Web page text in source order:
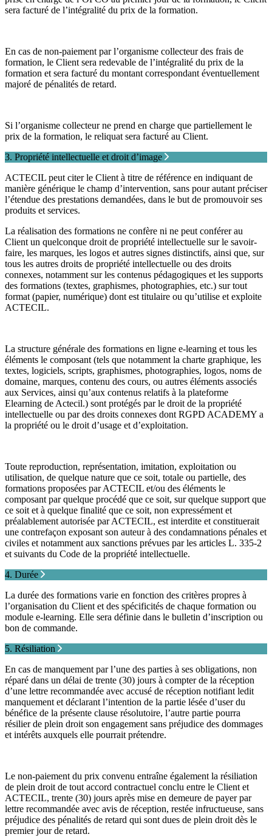
sera facturé de l’intégralité du prix de la formation.
En cas de non-paiement par l’organisme collecteur des frais de
formation, le Client sera redevable de l’intégralité du prix de la
formation et sera facturé du montant correspondant éventuellement
majoré de pénalités de retard.
Si l’organisme collecteur ne prend en charge que partiellement le
prix de la formation, le reliquat sera facturé au Client.
3. Propriété intellectuelle et droit d’image
ACTECIL peut citer le Client à titre de référence en indiquant de
manière générique le champ d’intervention, sans pour autant préciser
l’étendue des prestations demandées, dans le but de promouvoir ses
produits et services.
La réalisation des formations ne confère ni ne peut conférer au
Client un quelconque droit de propriété intellectuelle sur le savoir-
faire, les marques, les logos et autres signes distinctifs, ainsi que, sur
tous les autres droits de propriété intellectuelle ou des droits
connexes, notamment sur les contenus pédagogiques et les supports
des formations (textes, graphismes, photographies, etc.) sur tout
format (papier, numérique) dont est titulaire ou qu’utilise et exploite
ACTECIL.
La structure générale des formations en ligne e-learning et tous les
éléments le composant (tels que notamment la charte graphique, les
textes, logiciels, scripts, graphismes, photographies, logos, noms de
domaine, marques, contenu des cours, ou autres éléments associés
aux Services, ainsi qu’aux contenus relatifs à la plateforme
Elearning de Actecil.) sont protégés par le droit de la propriété
intellectuelle ou par des droits connexes dont RGPD ACADEMY a
la propriété ou le droit d’usage et d’exploitation.
Toute reproduction, représentation, imitation, exploitation ou
utilisation, de quelque nature que ce soit, totale ou partielle, des
formations proposées par ACTECIL et/ou des éléments le
composant par quelque procédé que ce soit, sur quelque support que
ce soit et à quelque finalité que ce soit, non expressément et
préalablement autorisée par ACTECIL, est interdite et constituerait
une contrefaçon exposant son auteur à des condamnations pénales et
civiles et notamment aux sanctions prévues par les articles L. 335-2
et suivants du Code de la propriété intellectuelle.
4. Durée
La durée des formations varie en fonction des critères propres à
l’organisation du Client et des spécificités de chaque formation ou
module e-learning. Elle sera définie dans le bulletin d’inscription ou
bon de commande.
5. Résiliation
En cas de manquement par l’une des parties à ses obligations, non
réparé dans un délai de trente (30) jours à compter de la réception
d’une lettre recommandée avec accusé de réception notifiant ledit
manquement et déclarant l’intention de la partie lésée d’user du
bénéfice de la présente clause résolutoire, l’autre partie pourra
résilier de plein droit son engagement sans préjudice des dommages
et intérêts auxquels elle pourrait prétendre.
Le non-paiement du prix convenu entraîne également la résiliation
de plein droit de tout accord contractuel conclu entre le Client et
ACTECIL, trente (30) jours après mise en demeure de payer par
lettre recommandée avec avis de réception, restée infructueuse, sans
préjudice des pénalités de retard qui sont dues de plein droit dès le
premier jour de retard.